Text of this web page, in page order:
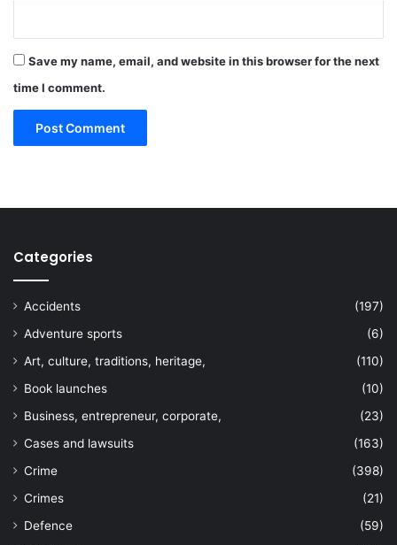
Save my name, email, and website in this browser for the next
time I comment.
Categories
Accidents
(197)
Adventure sports
(6)
Art, culture, traditions, heritage,
(110)
Book launches
(10)
Business, entrepreneur, corporate,
(23)
Cases and lawsuits
(163)
Crime
(398)
Crimes
(21)
Defence
(59)